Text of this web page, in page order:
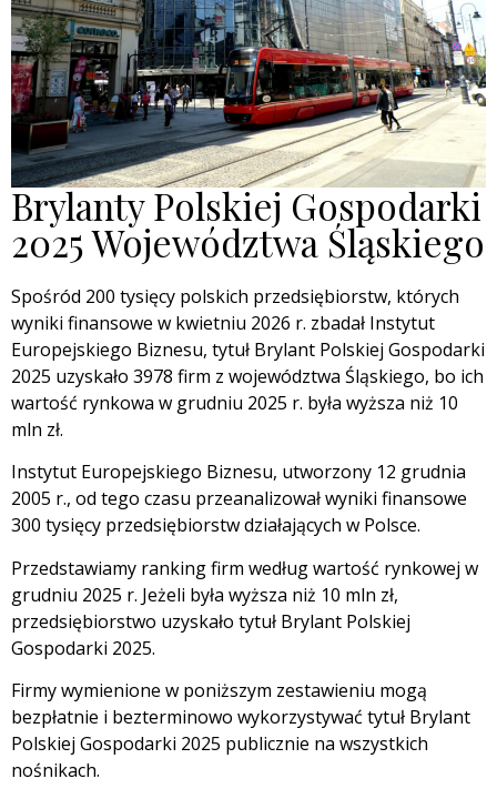
Brylanty Polskiej Gospodarki
2025 Województwa Śląskiego
Spośród 200 tysięcy polskich przedsiębiorstw, których
wyniki finansowe w kwietniu 2026 r. zbadał Instytut
Europejskiego Biznesu, tytuł Brylant Polskiej Gospodarki
2025 uzyskało 3978 firm z województwa Śląskiego, bo ich
wartość rynkowa w grudniu 2025 r. była wyższa niż 10
mln zł.
Instytut Europejskiego Biznesu, utworzony 12 grudnia
2005 r., od tego czasu przeanalizował wyniki finansowe
300 tysięcy przedsiębiorstw działających w Polsce.
Przedstawiamy ranking firm według wartość rynkowej w
grudniu 2025 r. Jeżeli była wyższa niż 10 mln zł,
przedsiębiorstwo uzyskało tytuł Brylant Polskiej
Gospodarki 2025.
Firmy wymienione w poniższym zestawieniu mogą
bezpłatnie i bezterminowo wykorzystywać tytuł Brylant
Polskiej Gospodarki 2025 publicznie na wszystkich
nośnikach.